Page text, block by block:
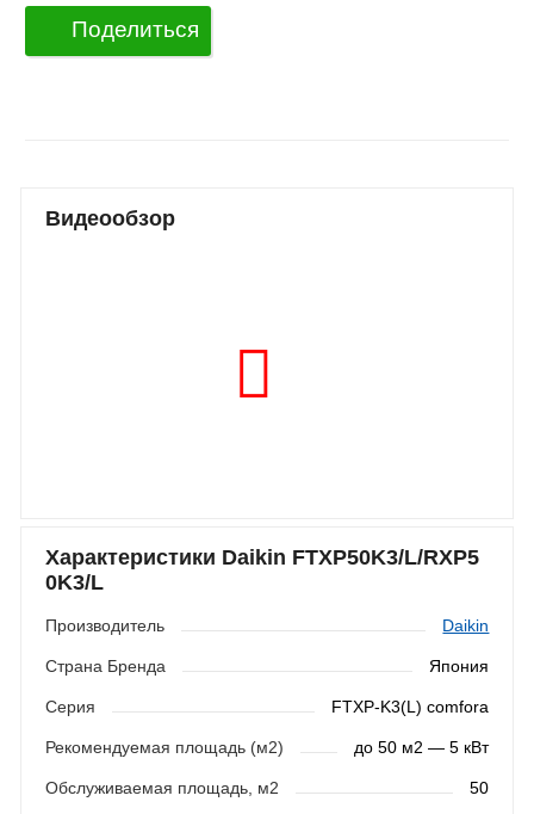
Поделиться
Видеообзор
Характеристики Daikin FTXP50K3/L/RXP5
0K3/L
Производитель Daikin
Страна Бренда Япония
Серия FTXP-K3(L) comfora
Рекомендуемая площадь (м2) до 50 м2 — 5 кВт
Обслуживаемая площадь, м2 50